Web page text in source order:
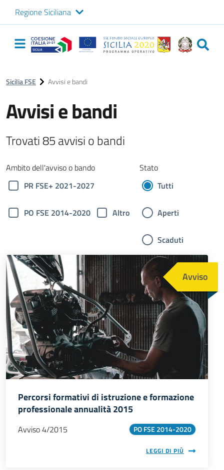
Regione Siciliana
Logo Sicilia FSE
Navigazione
principale
Sicilia FSE Avvisi e bandi
Avvisi e bandi
Trovati 85 avvisi o bandi
Ambito dell'avviso o bando
PR FSE+ 2021-2027
PO FSE 2014-2020 Altro
Stato
Tutti
Aperti
Scaduti
Immagine
Avviso
Percorsi formativi di istruzione e formazione
professionale annualità 2015
Avviso 4/2015 PO FSE 2014-2020
LEGGI DI PIÙ